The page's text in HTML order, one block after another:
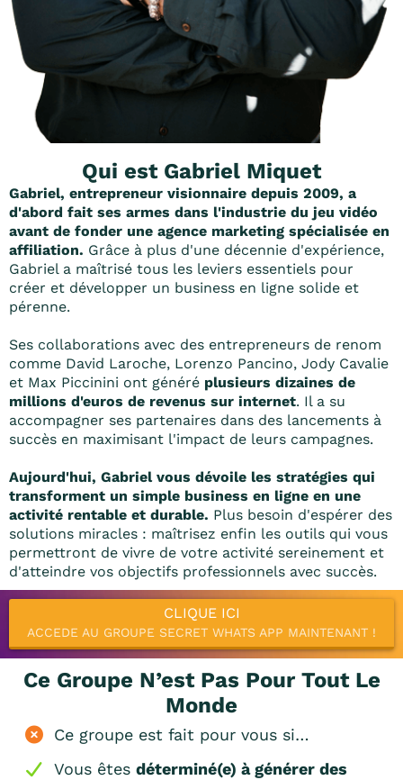
Qui est Gabriel Miquet
Gabriel, entrepreneur visionnaire depuis 2009, a
d'abord fait ses armes dans l'industrie du jeu vidéo
avant de fonder une agence marketing spécialisée en
affiliation. Grâce à plus d'une décennie d'expérience,
Gabriel a maîtrisé tous les leviers essentiels pour
créer et développer un business en ligne solide et
pérenne.
Ses collaborations avec des entrepreneurs de renom
comme David Laroche, Lorenzo Pancino, Jody Cavalie
et Max Piccinini ont généré plusieurs dizaines de
millions d'euros de revenus sur internet. Il a su
accompagner ses partenaires dans des lancements à
succès en maximisant l'impact de leurs campagnes.
Aujourd'hui, Gabriel vous dévoile les stratégies qui
transforment un simple business en ligne en une
activité rentable et durable. Plus besoin d'espérer des
solutions miracles : maîtrisez enfin les outils qui vous
permettront de vivre de votre activité sereinement et
d'atteindre vos objectifs professionnels avec succès.
CLIQUE ICI
ACCEDE AU GROUPE SECRET WHATS APP MAINTENANT !
Ce Groupe N’est Pas Pour Tout Le
Monde
Ce groupe est fait pour vous si…
Vous êtes déterminé(e) à générer des